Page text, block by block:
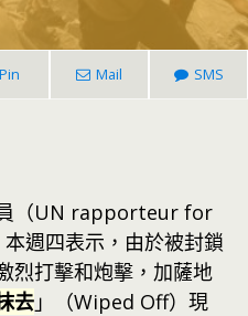
Pin Mail SMS
（UN rapporteur for
週四表示，由於被封鎖
烈打擊和炮擊，加薩地
去 」（Wiped Off）現